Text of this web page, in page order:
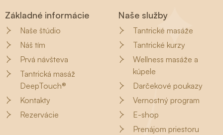
Základné informácie
Naše štúdio
Náš tím
Prvá návšteva
Tantrická masáž
DeepTouch®
Kontakty
Rezervácie
Naše služby
Tantrické masáže
Tantrické kurzy
Wellness masáže a
kúpele
Darčekové poukazy
Vernostný program
E-shop
Prenájom priestoru